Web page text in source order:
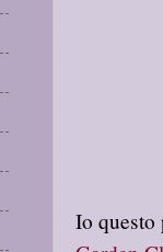
Io questo